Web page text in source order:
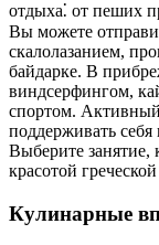
отдыха⁚ от пеших
Вы можете
скалолазанием,
байдарке. В
виндсерфингом,
спортом.
поддерживать
Выберите занятие,
красотой
Кулинарные